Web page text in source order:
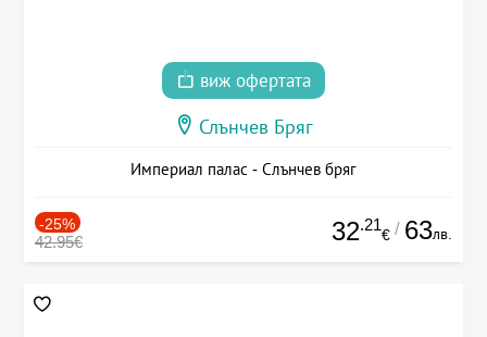
виж офертата
Слънчев Бряг
Империал палас - Слънчев бряг
-25%
42.95€ 32.21
€ / 63лв.